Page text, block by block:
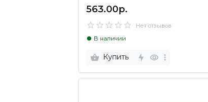
563.00р.
Нет отзывов
В наличии
Купить